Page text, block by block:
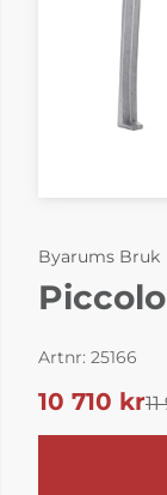
Byarums Bruk
Artnr: 25166
10 710 kr